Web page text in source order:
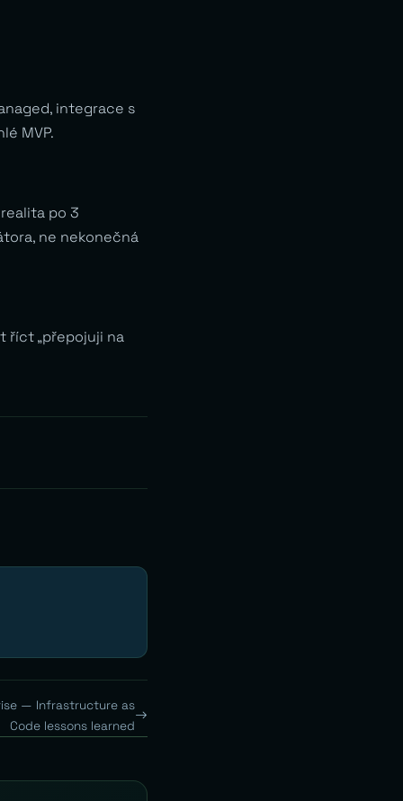
integrace s
MVP.
po 3
ne nekonečná
říct „přepojuji na
— Infrastructure as
Code lessons learned